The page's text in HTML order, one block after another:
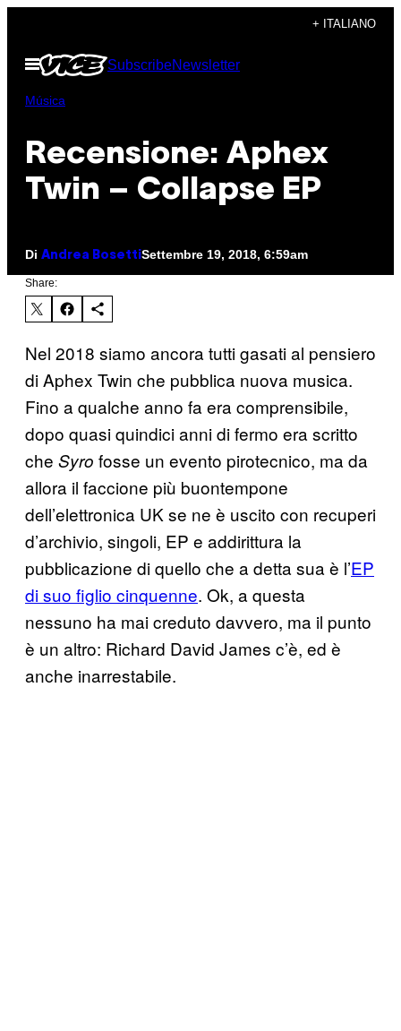
contenuto
+ ITALIANO
Apri
SubscribeNewsletter
Música
Recensione: Aphex
Twin – Collapse EP
Di Andrea BosettiSettembre 19, 2018, 6:59am
Share:
Nel 2018 siamo ancora tutti gasati al pensiero
di Aphex Twin che pubblica nuova musica.
Fino a qualche anno fa era comprensibile,
dopo quasi quindici anni di fermo era scritto
che Syro fosse un evento pirotecnico, ma da
allora il faccione più buontempone
dell’elettronica UK se ne è uscito con recuperi
d’archivio, singoli, EP e addirittura la
pubblicazione di quello che a detta sua è l’EP
di suo figlio cinquenne. Ok, a questa
nessuno ha mai creduto davvero, ma il punto
è un altro: Richard David James c’è, ed è
anche inarrestabile.